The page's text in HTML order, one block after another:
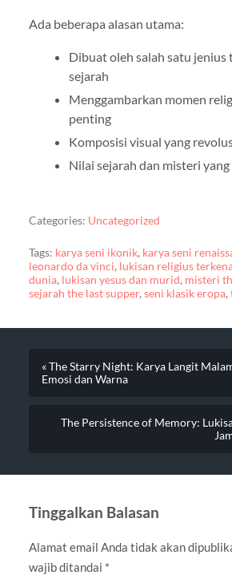
Ada beberapa alasan utama:
Dibuat oleh salah satu jenius
sejarah
Menggambarkan momen
penting
Komposisi visual yang
Nilai sejarah dan misteri
Categories: Uncategorized
Tags: karya seni ikonik, karya seni
leonardo da vinci, lukisan religius
dunia, lukisan yesus dan murid, misteri
sejarah the last supper,seni klasik eropa,
« The Starry Night: Karya Langit
Emosi dan Warna
The Persistence of Memory:
Tinggalkan Balasan
Alamat email Anda tidak akan
wajib ditandai *